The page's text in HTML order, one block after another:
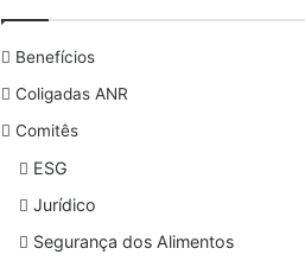
Benefícios
Coligadas ANR
Comitês
ESG
Jurídico
Segurança dos Alimentos